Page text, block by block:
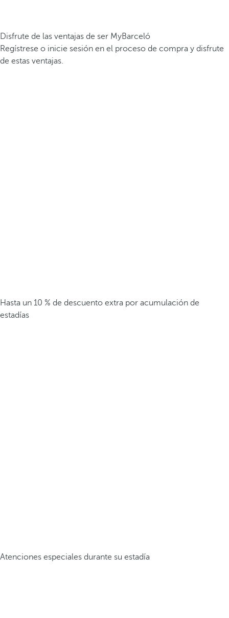
Disfrute de las ventajas de ser MyBarceló
Regístrese o inicie sesión en el proceso de compra y disfrute
de estas ventajas.
Hasta un 10 % de descuento extra por acumulación de
estadías
Atenciones especiales durante su estadía